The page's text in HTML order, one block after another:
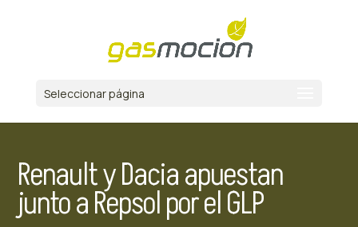
Seleccionar página
Renault y Dacia apuestan
junto a Repsol por el GLP